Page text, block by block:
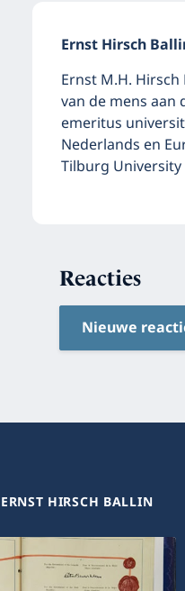
Ernst Hirsch
Ernst M.H.
van de mens aan
emeritus
Nederlands en
Tilburg University
Reacties
Nieuwe
HIRSCH BALLIN